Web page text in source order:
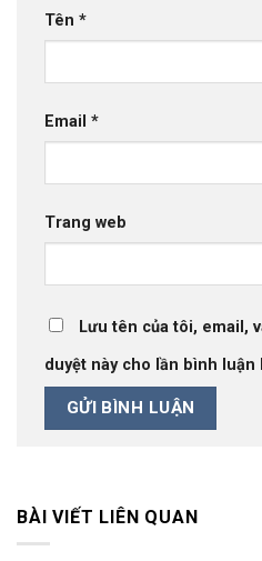
Tên *
Email *
Trang web
Lưu tên của tôi, email,
duyệt này cho lần bình luận
BÀI VIẾT LIÊN QUAN